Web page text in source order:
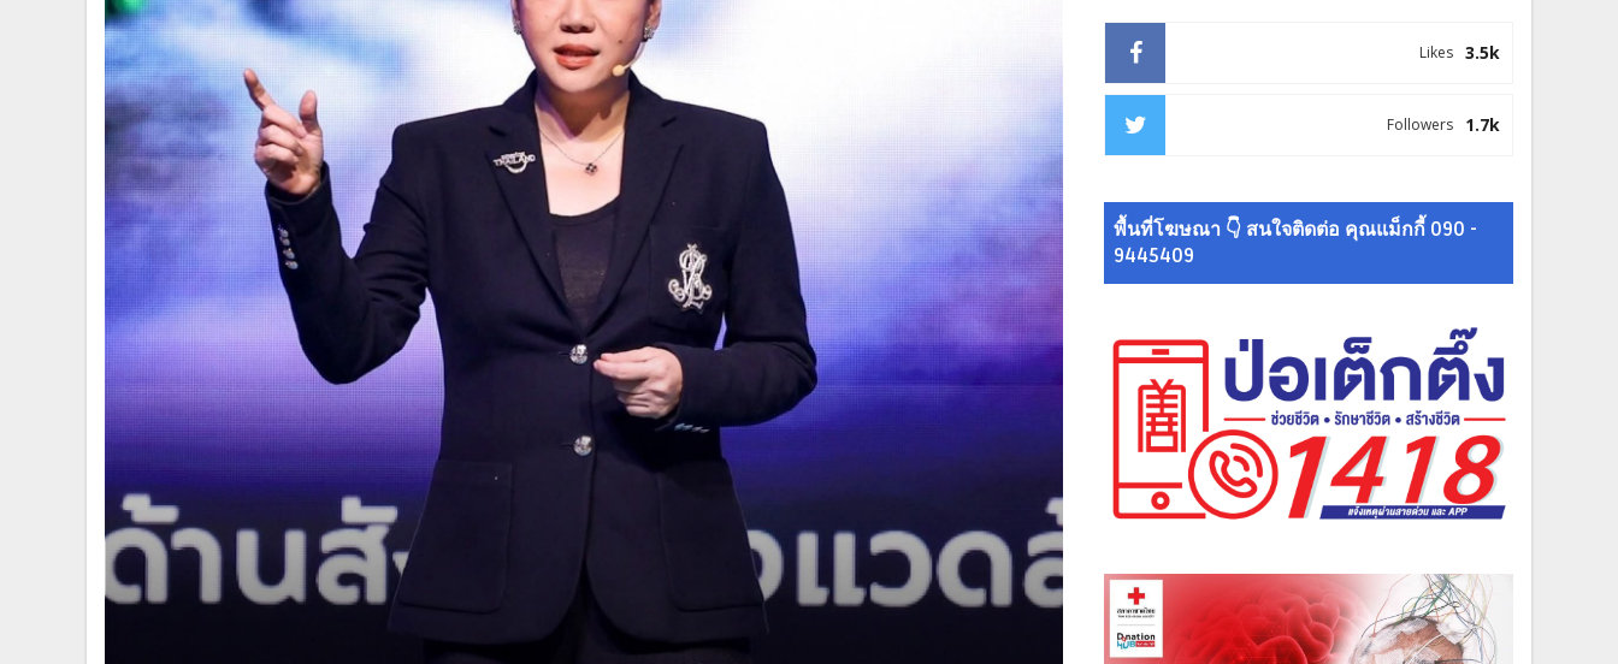
3.5k
Likes
1.7k
Followers
พื้นที่โฆษณา 👇 สนใจติดต่อ คุณแม็กกี้ 090 -
9445409